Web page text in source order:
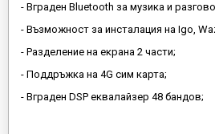
- Вграден Bluetooth за музика и
- Възможност за инсталация на Igo,
- Разделение на екрана 2 части;
- Поддръжка на 4G сим карта;
- Вграден DSP еквалайзер 48 бандов;